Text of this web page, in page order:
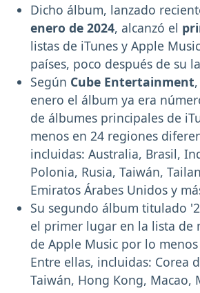
Dicho álbum, lanzado
enero de 2024, alcanzó el
listas de iTunes y Apple
países, poco después de su
Según Cube Entertainment
enero el álbum ya era
de álbumes principales de
menos en 24 regiones
incluidas: Australia, Brasil,
Polonia, Rusia, Taiwán,
Emiratos Árabes Unidos y
Su segundo álbum titulado
el primer lugar en la lista de
de Apple Music por lo
Entre ellas, incluidas: Corea
Taiwán, Hong Kong, Macao,